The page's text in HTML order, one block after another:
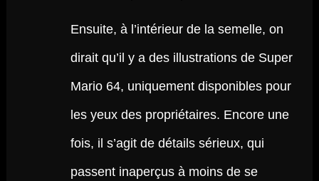
Ensuite, à l’intérieur de la semelle, on
dirait qu’il y a des illustrations de Super
Mario 64, uniquement disponibles pour
les yeux des propriétaires. Encore une
fois, il s’agit de détails sérieux, qui
passent inaperçus à moins de se